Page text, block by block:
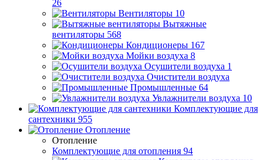
26
Вентиляторы 10
Вытяжные
вентиляторы 568
Кондиционеры 167
Мойки воздуха 8
Осушители воздуха 1
Очистители воздуха
Промышленные 64
Увлажнители воздуха 10
Комплектующие для
сантехники 955
Отопление
Отопление
Комплектующие для отопления 94